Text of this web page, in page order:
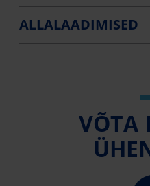
ALLALAADIMISED
VÕTA